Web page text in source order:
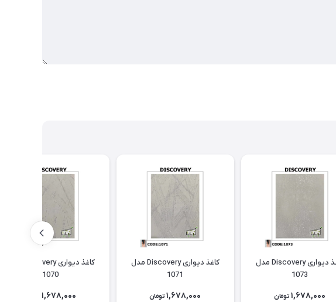
کاغذ دیواری Discovery مدل
1073
1,678,000 تومان
کاغذ دیواری Discovery مدل
1071
1,678,000 تومان
1070
1,678,000